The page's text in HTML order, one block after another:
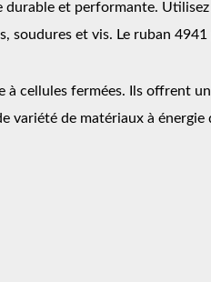
et performante.
et vis. Le ruban
cellules fermées. Ils offrent
de matériaux à énergie